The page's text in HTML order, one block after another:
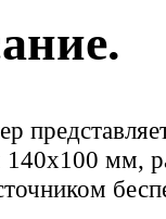
140х100 мм,